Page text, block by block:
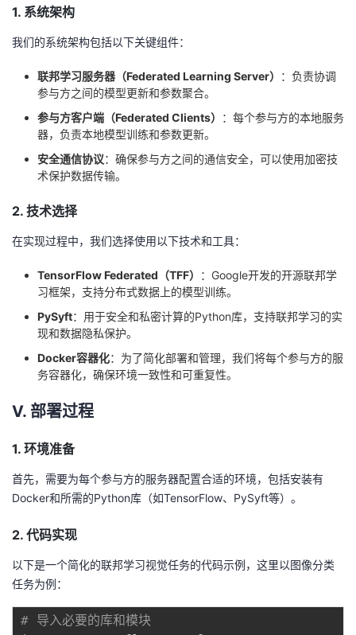
藏
1. 系统架构
我们的系统架构包括以下关键组件：
联邦学习服务器（Federated Learning Server）
：负责协调
参与方之间的模型更新和参数聚合。
参与方客户端（Federated Clients）
：每个参与方的本地服务
器，负责本地模型训练和参数更新。
安全通信协议：确保参与方之间的通信安全，可以使用加密技
术保护数据传输。
2. 技术选择
在实现过程中，我们选择使用以下技术和工具：
TensorFlow Federated（TFF）
：Google开发的开源联邦学
习框架，支持分布式数据上的模型训练。
PySyft：用于安全和私密计算的Python库，支持联邦学习的实
现和数据隐私保护。
Docker容器化：为了简化部署和管理，我们将每个参与方的服
务容器化，确保环境一致性和可重复性。
V. 部署过程
1. 环境准备
首先，需要为每个参与方的服务器配置合适的环境，包括安装有
Docker和所需的Python库（如TensorFlow、PySyft等）。
2. 代码实现
以下是一个简化的联邦学习视觉任务的代码示例，这里以图像分类
任务为例：
# 导入必要的库和模块